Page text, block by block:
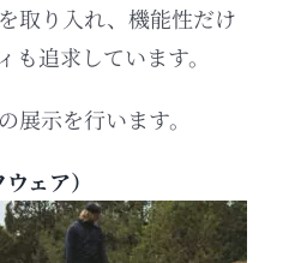
取り入れ、機能性だけ
も追求しています。
展示を行います。
ェア）